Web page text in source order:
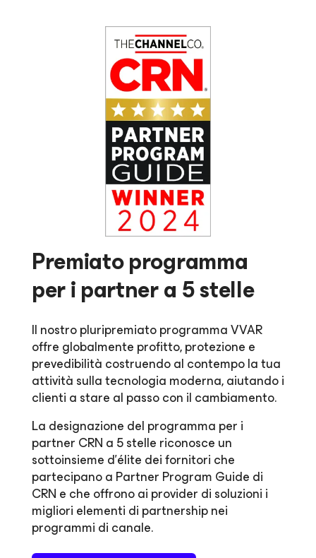
Premiato programma
per i partner a 5 stelle
Il nostro pluripremiato programma VVAR
offre globalmente profitto, protezione e
prevedibilità costruendo al contempo la tua
attività sulla tecnologia moderna, aiutando i
clienti a stare al passo con il cambiamento.
La designazione del programma per i
partner CRN a 5 stelle riconosce un
sottoinsieme d'élite dei fornitori che
partecipano a Partner Program Guide di
CRN e che offrono ai provider di soluzioni i
migliori elementi di partnership nei
programmi di canale.